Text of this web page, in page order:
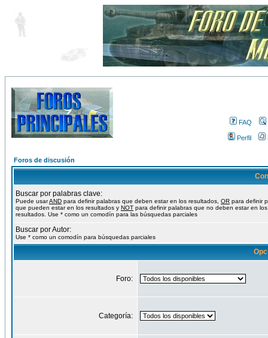
FAQ
Perfil
Foros de discusión
Buscar por palabras clave:
Puede usarAND para definir palabras que deben estar en los resultados, OR para definir
que pueden estar en los resultados y NOT para definir palabras que no deben estar en los
resultados. Use * como un comodín para las búsquedas parciales
Buscar por Autor:
Use * como un comodín para búsquedas parciales
Foro:
Categoría: